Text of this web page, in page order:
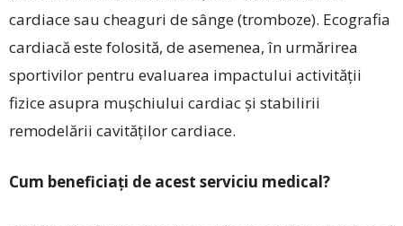
cardiace sau cheaguri de sânge (tromboze). Ecografia
cardiacă este folosită, de asemenea, în urmărirea
sportivilor pentru evaluarea impactului activității
fizice asupra mușchiului ­cardiac și stabilirii
remodelării cavităților cardiace.
Cum beneficiați de acest serviciu medical?